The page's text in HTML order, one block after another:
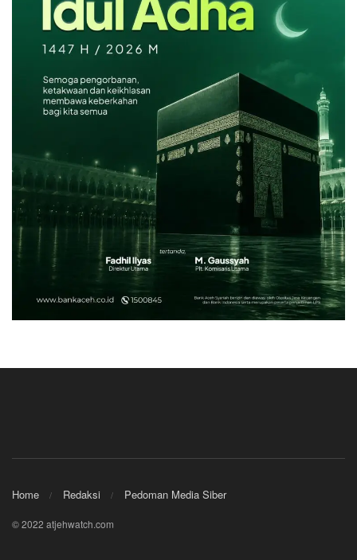
Home Redaksi Pedoman Media Siber
© 2022 atjehwatch.com